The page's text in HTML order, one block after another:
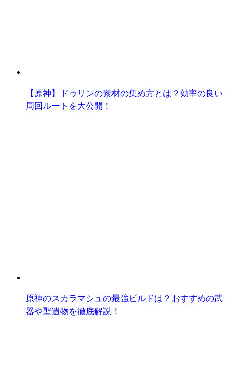
【原神】ドゥリンの素材の集め方とは？効率の良い
周回ルートを大公開！
原神のスカラマシュの最強ビルドは？おすすめの武
器や聖遺物を徹底解説！